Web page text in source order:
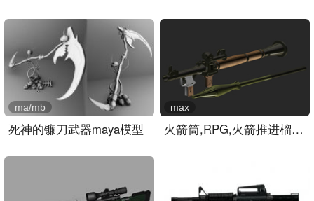
死神的镰刀武器maya模型
ma/mb
火箭筒,RPG,火箭推进榴弹,..
max